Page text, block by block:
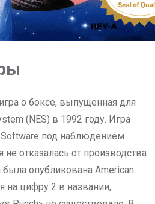
о боксе, выпущенная для
(NES) в 1992 году. Игра
Software под наблюдением
не отказалась от производства
была опубликована American
на цифру 2 в названии,